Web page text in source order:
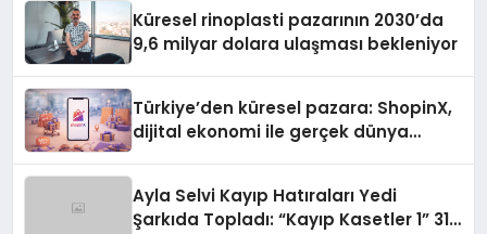
Küresel rinoplasti pazarının 2030’da
9,6 milyar dolara ulaşması bekleniyor
Türkiye’den küresel pazara: ShopinX,
dijital ekonomi ile gerçek dünya
Ayla Selvi Kayıp Hatıraları Yedi
Şarkıda Topladı: “Kayıp Kasetler 1” 31